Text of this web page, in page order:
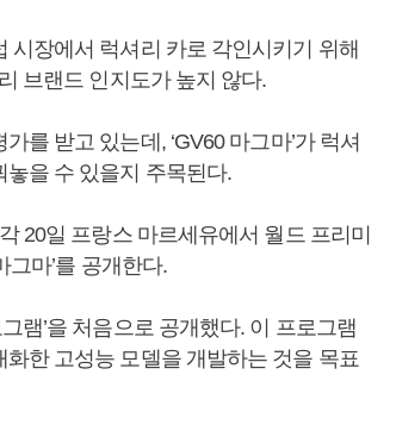
장에서 럭셔리 카로 각인시키기 위해
브랜드 인지도가 높지 않다.
를 받고 있는데, ‘GV60 마그마’가 럭셔
을 수 있을지 주목된다.
20일 프랑스 마르세유에서 월드 프리미
그마’를 공개한다.
램’을 처음으로 공개했다. 이 프로그램
한 고성능 모델을 개발하는 것을 목표